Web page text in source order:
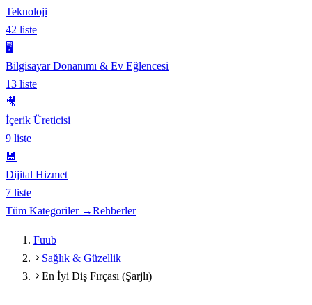
Teknoloji
42 liste
🖥️
Bilgisayar Donanımı & Ev Eğlencesi
13 liste
🎥
İçerik Üreticisi
9 liste
💾
Dijital Hizmet
7 liste
Tüm Kategoriler →Rehberler
Fuub
Sağlık & Güzellik
En İyi Diş Fırçası (Şarjlı)